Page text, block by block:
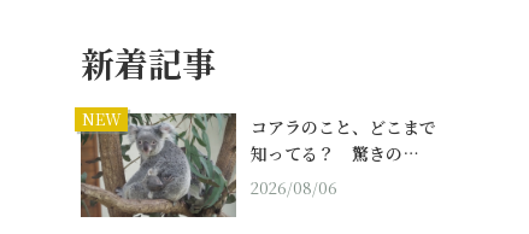
新着記事
NEW
コアラのこと、どこまで
知ってる？ 驚きの…
2026/08/06